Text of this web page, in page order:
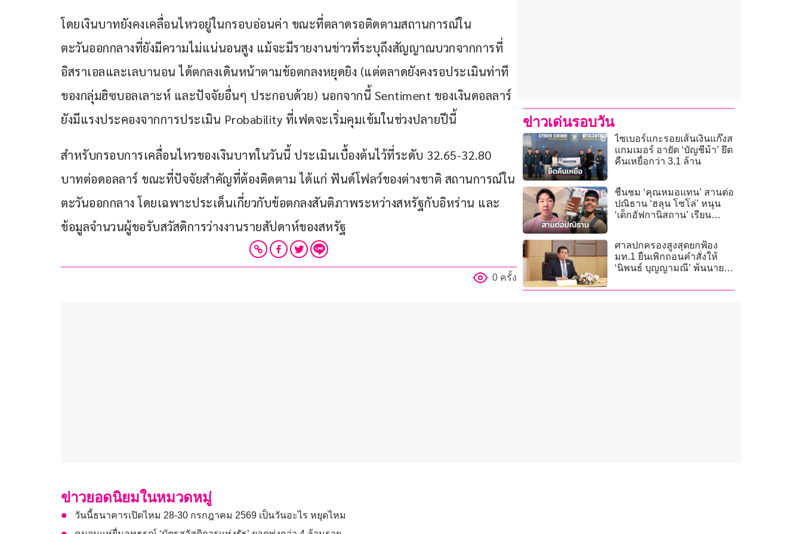
โดยเงินบาทยังคงเคลื่อนไหวอยู่ในกรอบอ่อนค่า ขณะที่ตลาดรอติดตามสถานการณ์ใน
ตะวันออกกลางที่ยังมีความไม่แน่นอนสูง แม้จะมีรายงานข่าวที่ระบุถึงสัญญาณบวกจากการที่
อิสราเอลและเลบานอน ได้ตกลงเดินหน้าตามข้อตกลงหยุดยิง (แต่ตลาดยังคงรอประเมินท่าที
ของกลุ่มฮิซบอลเลาะห์ และปัจจัยอื่นๆ ประกอบด้วย) นอกจากนี้ Sentiment ของเงินดอลลาร์
ยังมีแรงประคองจากการประเมิน Probability ที่เฟดจะเริ่มคุมเข้มในช่วงปลายปีนี้
สำหรับกรอบการเคลื่อนไหวของเงินบาทในวันนี้ ประเมินเบื้องต้นไว้ที่ระดับ 32.65-32.80
บาทต่อดอลลาร์ ขณะที่ปัจจัยสำคัญที่ต้องติดตาม ได้แก่ ฟันด์โฟลว์ของต่างชาติ สถานการณ์ใน
ตะวันออกกลาง โดยเฉพาะประเด็นเกี่ยวกับข้อตกลงสันติภาพระหว่างสหรัฐกับอิหร่าน และ
ข้อมูลจำนวนผู้ขอรับสวัสดิการว่างงานรายสัปดาห์ของสหรัฐ
0 ครั้ง
ข่าวเด่นรอบวัน
ไซเบอร์แกะรอยเส้นเงินแก๊งส
แกมเมอร์ อายัด ‘บัญชีม้า’ ยึด
คืนเหยื่อกว่า 3.1 ล้าน
ชื่นชม ‘คุณหมอแทน’ สานต่อ
ปณิธาน ‘ฮลุน โซโล่’ หนุน
‘เด็กอัฟกานิสถาน’ เรียน
ศาลปกครองสูงสุดยกฟ้อง
มท.1 ยืนเพิกถอนคำสั่งให้
‘นิพนธ์ บุญญามณี’ พ้นนายก
ข่าวยอดนิยมในหมวดหมู่
วันนี้ธนาคารเปิดไหม 28-30 กรกฎาคม 2569 เป็นวันอะไร หยุดไหม